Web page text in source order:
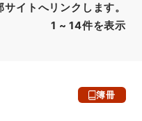
1 ~ 14件を表示
イトへリンクします。
簿冊